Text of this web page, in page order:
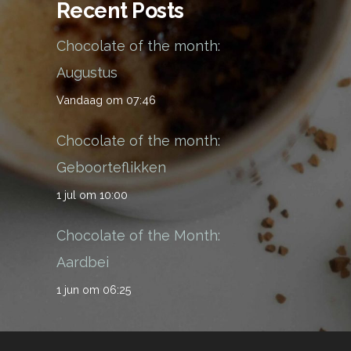
Recent Posts
Chocolate of the month:
Augustus
Vandaag om 07:46
Chocolate of the month:
Geboorteflikken
1 jul om 10:00
Chocolate of the Month:
Aardbei
1 jun om 06:25